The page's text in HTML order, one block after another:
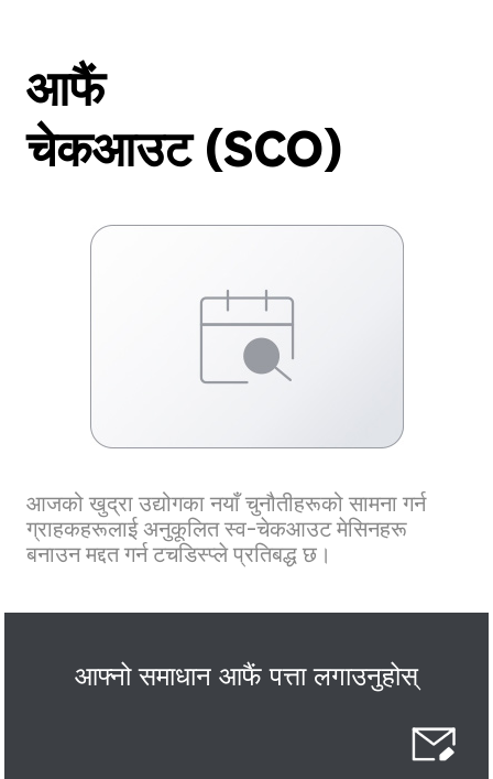
आफैं
चेकआउट (SCO)
आजको खुद्रा उद्योगका नयाँ चुनौतीहरूको सामना गर्न
ग्राहकहरूलाई अनुकूलित स्व-चेकआउट मेसिनहरू
बनाउन मद्दत गर्न टचडिस्प्ले प्रतिबद्ध छ।
आफ्नो समाधान आफैं पत्ता लगाउनुहोस्